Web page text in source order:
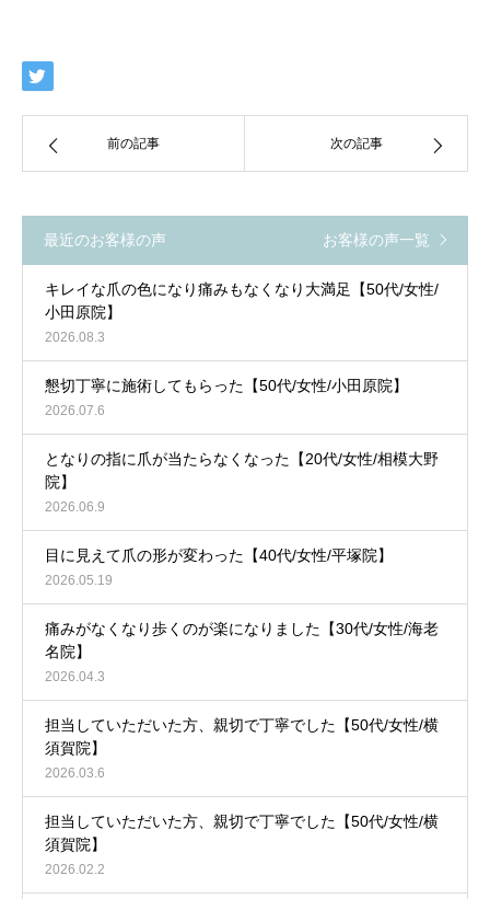
前の記事 次の記事
最近のお客様の声 お客様の声一覧
キレイな爪の色になり痛みもなくなり大満足【50代/女性/
小田原院】
2026.08.3
懇切丁寧に施術してもらった【50代/女性/小田原院】
2026.07.6
となりの指に爪が当たらなくなった【20代/女性/相模大野
院】
2026.06.9
目に見えて爪の形が変わった【40代/女性/平塚院】
2026.05.19
痛みがなくなり歩くのが楽になりました【30代/女性/海老
名院】
2026.04.3
担当していただいた方、親切で丁寧でした【50代/女性/横
須賀院】
2026.03.6
担当していただいた方、親切で丁寧でした【50代/女性/横
須賀院】
2026.02.2